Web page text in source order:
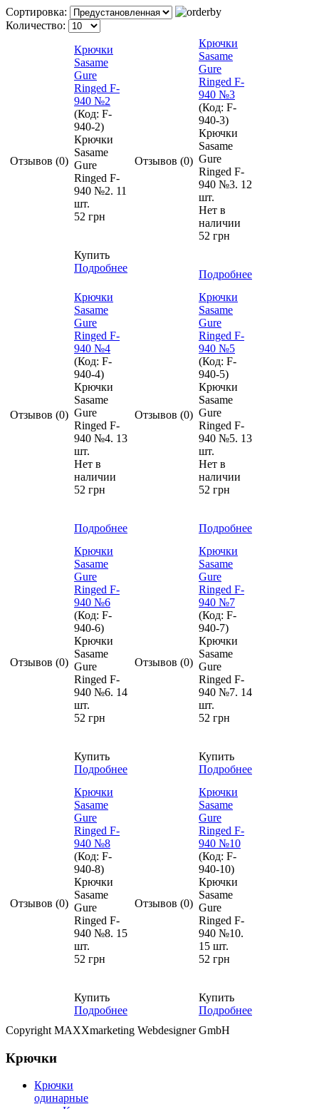
Сортировка:
Количество:
Отзывов (0)
Крючки
Sasame
Gure
Ringed F-
940 №2
(Код: F-
940-2)
Крючки
Sasame
Gure
Ringed F-
940 №2. 11
шт.
52 грн
Купить
Подробнее
Отзывов (0)
Крючки
Sasame
Gure
Ringed F-
940 №3
(Код: F-
940-3)
Крючки
Sasame
Gure
Ringed F-
940 №3. 12
шт.
Нет в
наличии
52 грн
Подробнее
Отзывов (0)
Крючки
Sasame
Gure
Ringed F-
940 №4
(Код: F-
940-4)
Крючки
Sasame
Gure
Ringed F-
940 №4. 13
шт.
Нет в
наличии
52 грн
Подробнее
Отзывов (0)
Крючки
Sasame
Gure
Ringed F-
940 №5
(Код: F-
940-5)
Крючки
Sasame
Gure
Ringed F-
940 №5. 13
шт.
Нет в
наличии
52 грн
Подробнее
Отзывов (0)
Крючки
Sasame
Gure
Ringed F-
940 №6
(Код: F-
940-6)
Крючки
Sasame
Gure
Ringed F-
940 №6. 14
шт.
52 грн
Купить
Подробнее
Отзывов (0)
Крючки
Sasame
Gure
Ringed F-
940 №7
(Код: F-
940-7)
Крючки
Sasame
Gure
Ringed F-
940 №7. 14
шт.
52 грн
Купить
Подробнее
Отзывов (0)
Крючки
Sasame
Gure
Ringed F-
940 №8
(Код: F-
940-8)
Крючки
Sasame
Gure
Ringed F-
940 №8. 15
шт.
52 грн
Купить
Подробнее
Отзывов (0)
Крючки
Sasame
Gure
Ringed F-
940 №10
(Код: F-
940-10)
Крючки
Sasame
Gure
Ringed F-
940 №10.
15 шт.
52 грн
Купить
Подробнее
Copyright MAXXmarketing Webdesigner GmbH
Крючки
Крючки
одинарные